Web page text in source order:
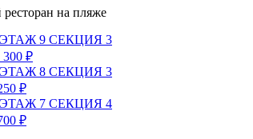
на пляже
ЭТАЖ 9 СЕКЦИЯ 3
300 ₽
ЭТАЖ 8 СЕКЦИЯ 3
₽
ЭТАЖ 7 СЕКЦИЯ 4
₽